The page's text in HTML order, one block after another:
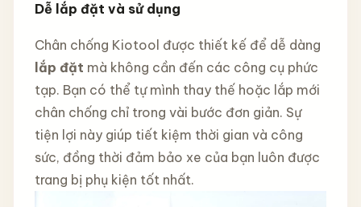
Dễ lắp đặt và sử dụng
Chân chống Kiotool được thiết kế để dễ dàng
lắp đặt mà không cần đến các công cụ phức
tạp. Bạn có thể tự mình thay thế hoặc lắp mới
chân chống chỉ trong vài bước đơn giản. Sự
tiện lợi này giúp tiết kiệm thời gian và công
sức, đồng thời đảm bảo xe của bạn luôn được
trang bị phụ kiện tốt nhất.